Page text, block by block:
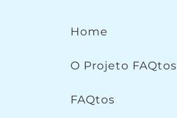
Home
O Projeto FAQtos
FAQtos